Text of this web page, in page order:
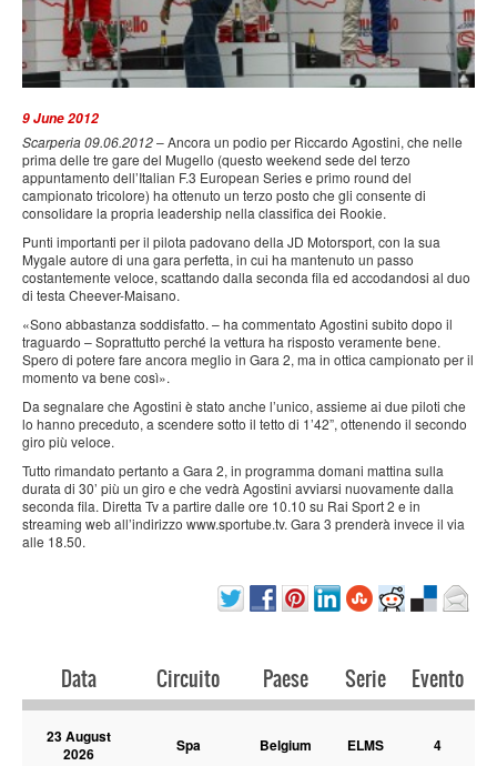
PRESS
CONTATTI
9 June 2012
Scarperia 09.06.2012– Ancora un podio per Riccardo Agostini, che nelle
prima delle tre gare del Mugello (questo weekend sede del terzo
appuntamento dell’Italian F.3 European Series e primo round del
campionato tricolore) ha ottenuto un terzo posto che gli consente di
consolidare la propria leadership nella classifica dei Rookie.
Punti importanti per il pilota padovano della JD Motorsport, con la sua
Mygale autore di una gara perfetta, in cui ha mantenuto un passo
costantemente veloce, scattando dalla seconda fila ed accodandosi al duo
di testa Cheever-Maisano.
«Sono abbastanza soddisfatto. – ha commentato Agostini subito dopo il
traguardo – Soprattutto perché la vettura ha risposto veramente bene.
Spero di potere fare ancora meglio in Gara 2, ma in ottica campionato per il
momento va bene così».
Da segnalare che Agostini è stato anche l’unico, assieme ai due piloti che
lo hanno preceduto, a scendere sotto il tetto di 1’42”, ottenendo il secondo
giro più veloce.
Tutto rimandato pertanto a Gara 2, in programma domani mattina sulla
durata di 30’ più un giro e che vedrà Agostini avviarsi nuovamente dalla
seconda fila. Diretta Tv a partire dalle ore 10.10 su Rai Sport 2 e in
streaming web all’indirizzo www.sportube.tv. Gara 3 prenderà invece il via
alle 18.50.
Data Circuito Paese Serie Evento
23 August
2026
Spa Belgium ELMS 4